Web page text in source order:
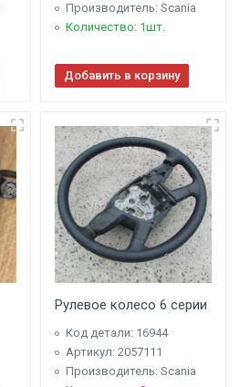
Производитель: Scania
Количество: 1шт.
Добавить в корзину
Рулевое колесо 6 серии
Код детали: 16944
Артикул: 2057111
Производитель: Scania